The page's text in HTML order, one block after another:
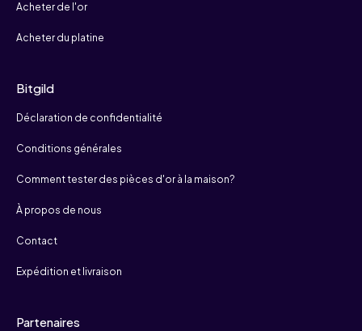
Acheter de l'or
Acheter du platine
Bitgild
Déclaration de confidentialité
Conditions générales
Comment tester des pièces d'or à la maison?
À propos de nous
Contact
Expédition et livraison
Partenaires